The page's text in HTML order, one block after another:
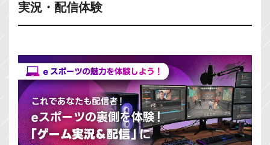
実況・配信体験